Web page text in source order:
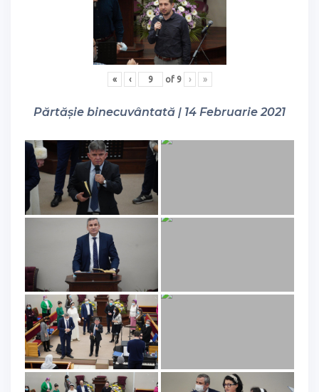
« ‹ of 9 › »
Părtășie binecuvântată | 14 Februarie 2021